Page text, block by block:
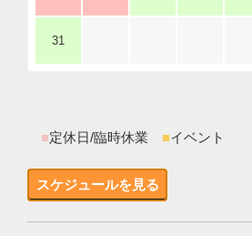
31
■定休日/臨時休業 ■イベント
スケジュールを見る